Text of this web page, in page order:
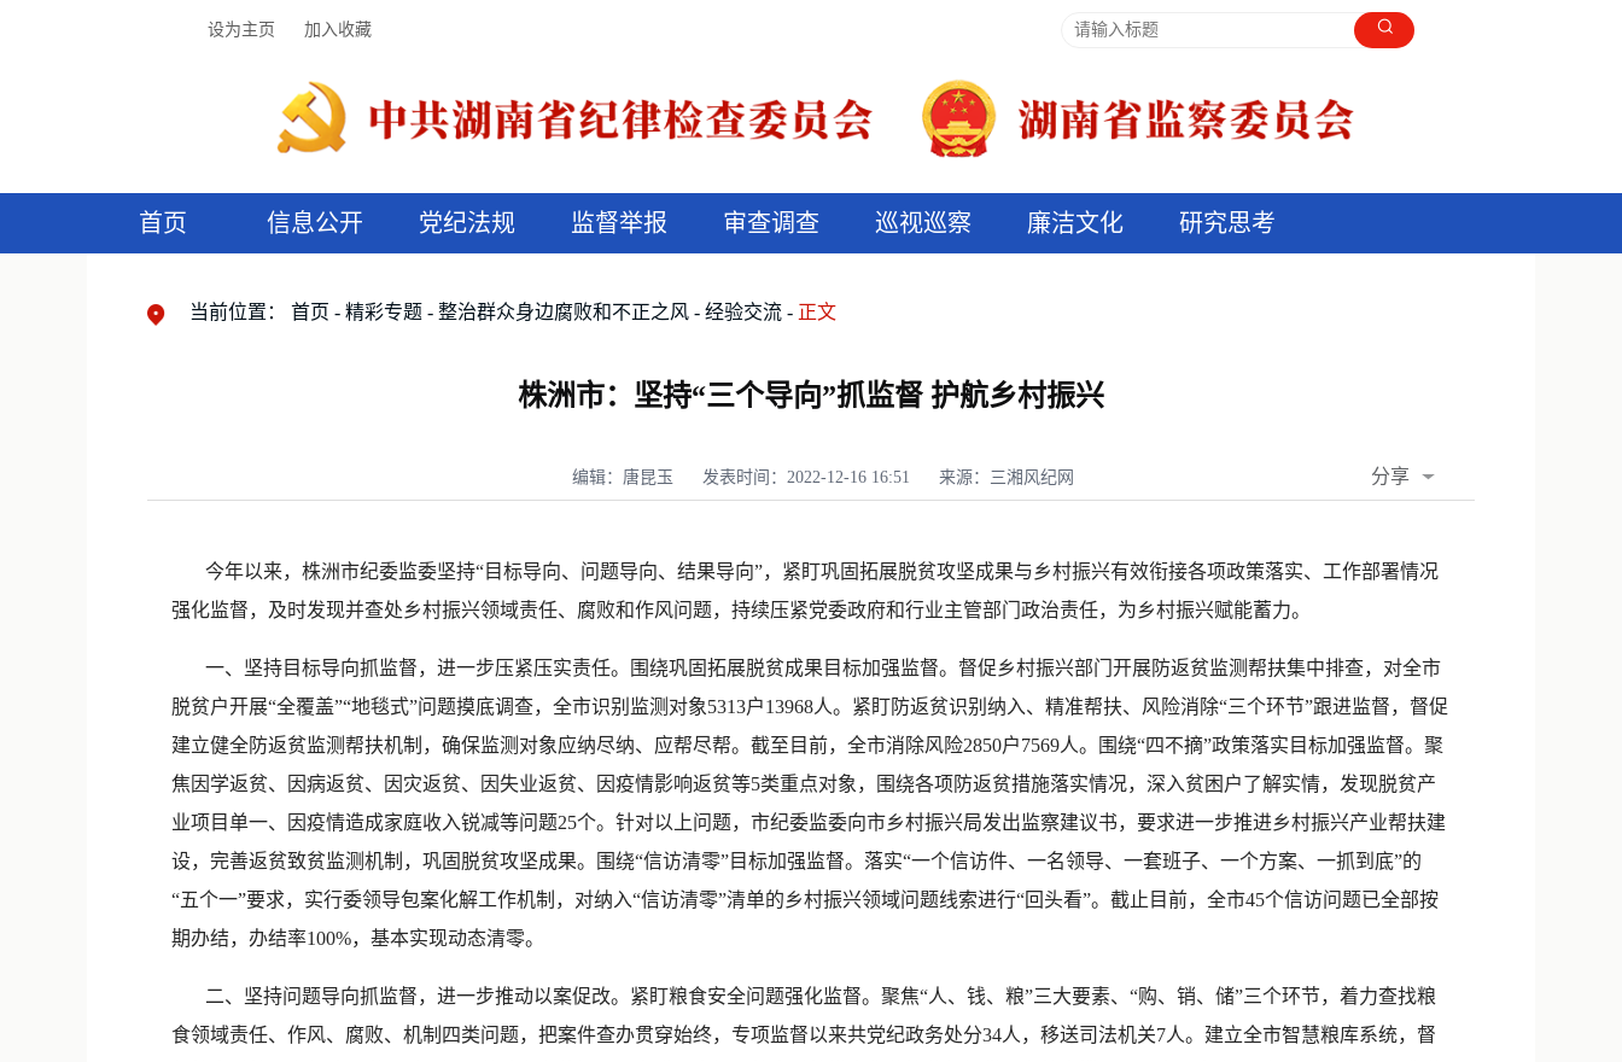
设为主页 加入收藏
首页 信息公开 党纪法规 监督举报 审查调查 巡视巡察 廉洁文化 研究思考
当前位置： 首页 精彩专题 整治群众身边腐败和不正之风 经验交流 正文
株洲市：坚持“三个导向”抓监督 护航乡村振兴
编辑：唐昆玉 发表时间：2022-12-16 16:51 来源：三湘风纪网 分享
新浪微博
微信
今年以来，株洲市纪委监委坚持“目标导向、问题导向、结果导向”，紧盯巩固拓展脱贫攻坚成果与乡村振兴有效衔接各项政策落实、工作部署情况
强化监督，及时发现并查处乡村振兴领域责任、腐败和作风问题，持续压紧党委政府和行业主管部门政治责任，为乡村振兴赋能蓄力。
一、坚持目标导向抓监督，进一步压紧压实责任。围绕巩固拓展脱贫成果目标加强监督。督促乡村振兴部门开展防返贫监测帮扶集中排查，对全市
脱贫户开展“全覆盖”“地毯式”问题摸底调查，全市识别监测对象5313户13968人。紧盯防返贫识别纳入、精准帮扶、风险消除“三个环节”跟进监督，督促
建立健全防返贫监测帮扶机制，确保监测对象应纳尽纳、应帮尽帮。截至目前，全市消除风险2850户7569人。围绕“四不摘”政策落实目标加强监督。聚
焦因学返贫、因病返贫、因灾返贫、因失业返贫、因疫情影响返贫等5类重点对象，围绕各项防返贫措施落实情况，深入贫困户了解实情，发现脱贫产
业项目单一、因疫情造成家庭收入锐减等问题25个。针对以上问题，市纪委监委向市乡村振兴局发出监察建议书，要求进一步推进乡村振兴产业帮扶建
设，完善返贫致贫监测机制，巩固脱贫攻坚成果。围绕“信访清零”目标加强监督。落实“一个信访件、一名领导、一套班子、一个方案、一抓到底”的
“五个一”要求，实行委领导包案化解工作机制，对纳入“信访清零”清单的乡村振兴领域问题线索进行“回头看”。截止目前，全市45个信访问题已全部按
期办结，办结率100%，基本实现动态清零。
二、坚持问题导向抓监督，进一步推动以案促改。紧盯粮食安全问题强化监督。聚焦“人、钱、粮”三大要素、“购、销、储”三个环节，着力查找粮
食领域责任、作风、腐败、机制四类问题，把案件查办贯穿始终，专项监督以来共党纪政务处分34人，移送司法机关7人。建立全市智慧粮库系统，督